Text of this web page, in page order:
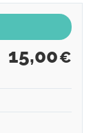
15,00€